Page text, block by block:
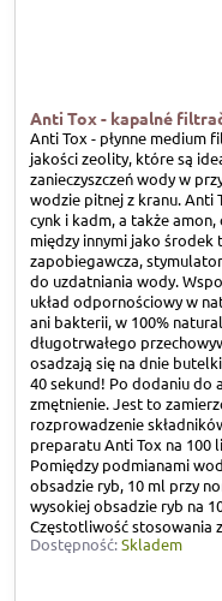
Anti Tox - kapalné
Anti Tox - płynne medium
jakości zeolity, które są
zanieczyszczeń wody w
wodzie pitnej z kranu. Anti
cynk i kadm, a także amon,
między innymi jako środek
zapobiegawcza,
do uzdatniania wody.
układ odpornościowy w
ani bakterii, w 100%
długotrwałego
osadzają się na dnie
40 sekund! Po dodaniu do
zmętnienie. Jest to
rozprowadzenie
preparatu Anti Tox na 100
Pomiędzy podmianami
obsadzie ryb, 10 ml przy
wysokiej obsadzie ryb na
Częstotliwość stosowania
Dostępność:Skladem